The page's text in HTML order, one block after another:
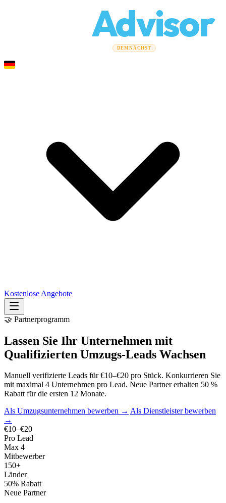
Advisor
DEMNÄCHST
Kostenlose Angebote
🤝 Partnerprogramm
Lassen Sie Ihr Unternehmen mit
Qualifizierten Umzugs-Leads Wachsen
Manuell verifizierte Leads für €10–€20 pro Stück. Konkurrieren Sie
mit maximal 4 Unternehmen pro Lead. Neue Partner erhalten 50 %
Rabatt für die ersten 12 Monate.
Als Umzugsunternehmen bewerben → Als Dienstleister bewerben
→
€10–€20
Pro Lead
Max 4
Mitbewerber
150+
Länder
50% Rabatt
Neue Partner